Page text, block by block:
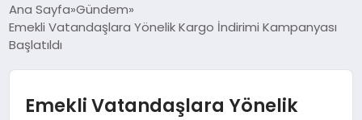
DÜNYA
Ana Sayfa Gündem
Emekli Vatandaşlara Yönelik Kargo İndirimi Kampanyası
Başlatıldı
Emekli Vatandaşlara Yönelik